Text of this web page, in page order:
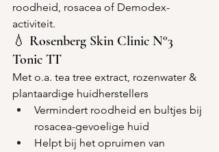
roodheid, rosacea of Demodex-
activiteit.
💧 Rosenberg Skin Clinic N°3
Tonic TT
Met o.a. tea tree extract, rozenwater &
plantaardige huidherstellers
Vermindert roodheid en bultjes bij
rosacea-gevoelige huid
Helpt bij het opruimen van